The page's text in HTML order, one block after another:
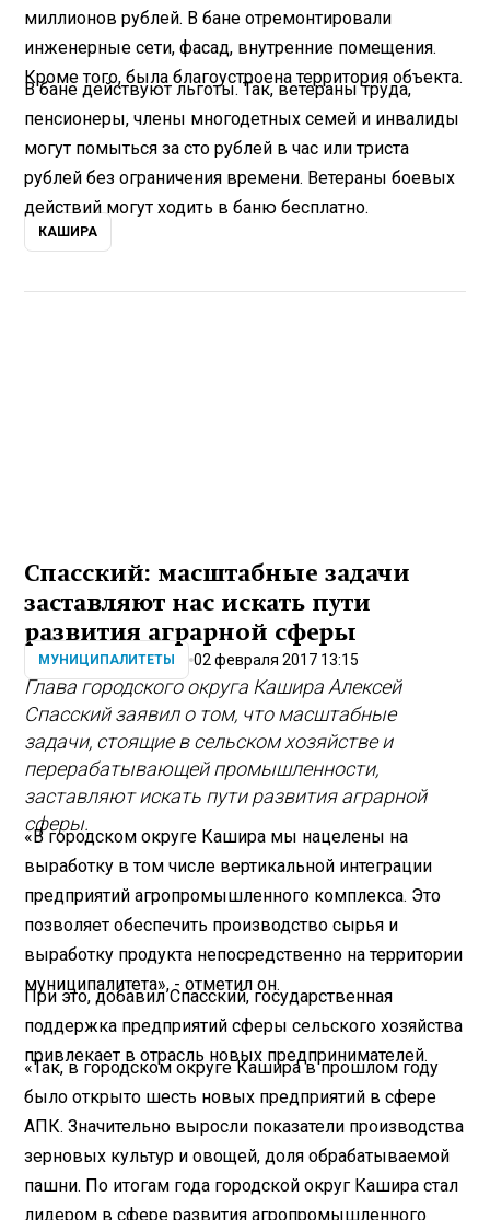
миллионов рублей. В бане отремонтировали
инженерные сети, фасад, внутренние помещения.
Кроме того, была благоустроена территория объекта.
В бане действуют льготы. Так, ветераны труда,
пенсионеры, члены многодетных семей и инвалиды
могут помыться за сто рублей в час или триста
рублей без ограничения времени. Ветераны боевых
действий могут ходить в баню бесплатно.
КАШИРА
Спасский: масштабные задачи
заставляют нас искать пути
развития аграрной сферы
МУНИЦИПАЛИТЕТЫ 02 февраля 2017 13:15
Глава городского округа Кашира Алексей
Спасский заявил о том, что масштабные
задачи, стоящие в сельском хозяйстве и
перерабатывающей промышленности,
заставляют искать пути развития аграрной
сферы.
«В городском округе Кашира мы нацелены на
выработку в том числе вертикальной интеграции
предприятий агропромышленного комплекса. Это
позволяет обеспечить производство сырья и
выработку продукта непосредственно на территории
муниципалитета», - отметил он.
При это, добавил Спасский, государственная
поддержка предприятий сферы сельского хозяйства
привлекает в отрасль новых предпринимателей.
«Так, в городском округе Кашира в прошлом году
было открыто шесть новых предприятий в сфере
АПК. Значительно выросли показатели производства
зерновых культур и овощей, доля обрабатываемой
пашни. По итогам года городской округ Кашира стал
лидером в сфере развития агропромышленного